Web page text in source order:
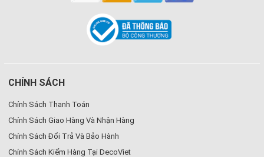
CHÍNH SÁCH
Chính Sách Thanh Toán
Chính Sách Giao Hàng Và Nhận Hàng
Chính Sách Đổi Trả Và Bảo Hành
Chính Sách Kiểm Hàng Tại DecoViet